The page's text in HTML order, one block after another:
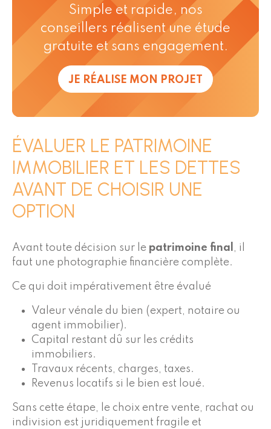
Simple et rapide, nos
conseillers réalisent une étude
gratuite et sans engagement.
JE RÉALISE MON PROJET
ÉVALUER LE PATRIMOINE
IMMOBILIER ET LES DETTES
AVANT DE CHOISIR UNE
OPTION
Avant toute décision sur le patrimoine final , il
faut une photographie financière complète.
Ce qui doit impérativement être évalué
Valeur vénale du bien (expert, notaire ou
agent immobilier).
Capital restant dû sur les crédits
immobiliers.
Travaux récents, charges, taxes.
Revenus locatifs si le bien est loué.
Sans cette étape, le choix entre vente, rachat ou
indivision est juridiquement fragile et